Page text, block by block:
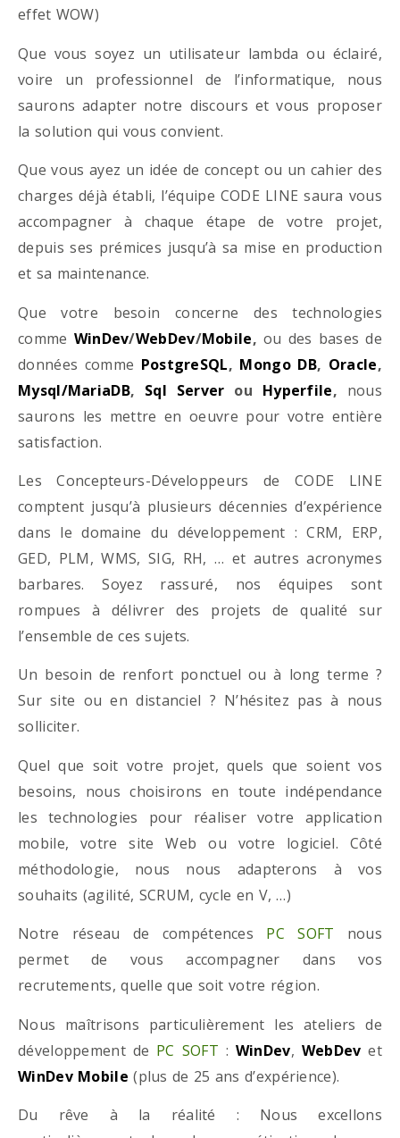
effet WOW)
Que vous soyez un utilisateur lambda ou éclairé,
voire un professionnel de l’informatique, nous
saurons adapter notre discours et vous proposer
la solution qui vous convient.
Que vous ayez un idée de concept ou un cahier des
charges déjà établi, l’équipe CODE LINE saura vous
accompagner à chaque étape de votre projet,
depuis ses prémices jusqu’à sa mise en production
et sa maintenance.
Que votre besoin concerne des technologies
comme WinDev/WebDev/Mobile, ou des bases de
données comme PostgreSQL, Mongo DB, Oracle,
Mysql/MariaDB, Sql Server ou Hyperfile, nous
saurons les mettre en oeuvre pour votre entière
satisfaction.
Les Concepteurs-Développeurs de CODE LINE
comptent jusqu’à plusieurs décennies d’expérience
dans le domaine du développement : CRM, ERP,
GED, PLM, WMS, SIG, RH, … et autres acronymes
barbares. Soyez rassuré, nos équipes sont
rompues à délivrer des projets de qualité sur
l’ensemble de ces sujets.
Un besoin de renfort ponctuel ou à long terme ?
Sur site ou en distanciel ? N’hésitez pas à nous
solliciter.
Quel que soit votre projet, quels que soient vos
besoins, nous choisirons en toute indépendance
les technologies pour réaliser votre application
mobile, votre site Web ou votre logiciel. Côté
méthodologie, nous nous adapterons à vos
souhaits (agilité, SCRUM, cycle en V, …)
Notre réseau de compétences PC SOFT nous
permet de vous accompagner dans vos
recrutements, quelle que soit votre région.
Nous maîtrisons particulièrement les ateliers de
développement de PC SOFT : WinDev, WebDev et
WinDev Mobile (plus de 25 ans d’expérience).
Du rêve à la réalité : Nous excellons